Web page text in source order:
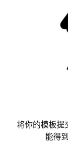
将你的模板提
能得